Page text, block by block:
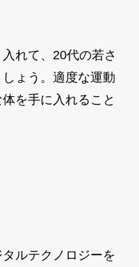
れて、20代の若さ
ょう。適度な運動
を手に入れること
ルテクノロジーを